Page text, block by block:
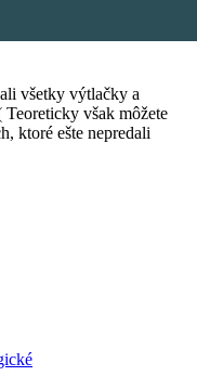
všetky výtlačky a
však môžete
ktoré ešte nepredali